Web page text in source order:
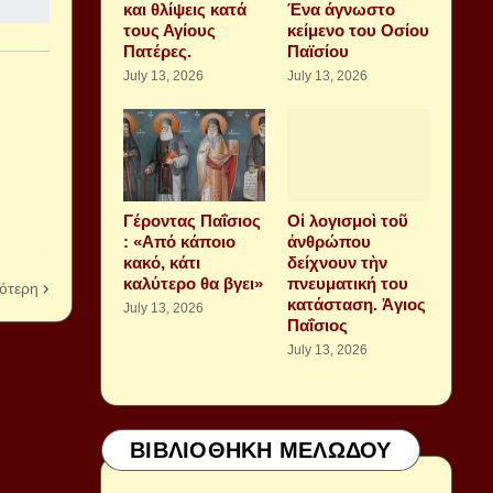
και θλίψεις κατά
τους Αγίους
Πατέρες.
July 13, 2026
Ένα άγνωστο
κείμενο του Οσίου
Παϊσίου
July 13, 2026
Γέροντας Παΐσιος
: «Από κάποιο
κακό, κάτι
καλύτερο θα βγει»
July 13, 2026
Οἱ λογισμοὶ τοῦ
ἀνθρώπου
δείχνουν τὴν
πνευματική του
κατάσταση. Ἁγιος
Παΐσιος
July 13, 2026
ΒΙΒΛΙΟΘΗΚΗ ΜΕΛΩΔΟΥ